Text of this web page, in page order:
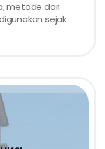
metode dari
sejak